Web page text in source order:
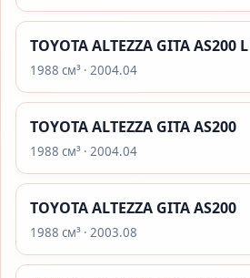
TOYOTA ALTEZZA GITA AS200
1988 см³ · 2004.04
TOYOTA ALTEZZA GITA AS200
1988 см³ · 2004.04
TOYOTA ALTEZZA GITA AS200
1988 см³ · 2003.08